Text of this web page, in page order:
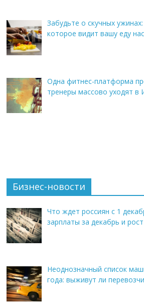
Забудьте о скучных
которое видит вашу еду
Одна фитнес-платформа
тренеры массово уходят в
Бизнес-новости
Что ждет россиян с 1
зарплаты за декабрь и
Неоднозначный список
года: выживут ли